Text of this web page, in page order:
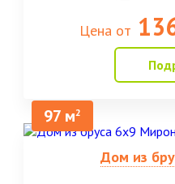
Цена от
97 м2
Дом из